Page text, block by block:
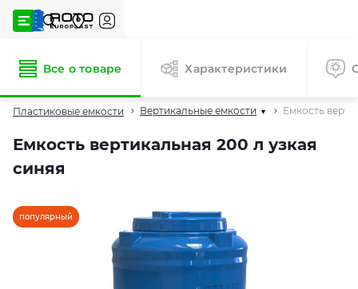
Пластиковые емкости Вертикальные емкости ▾ Емкость
Емкость вертикальная 200 л узкая
синяя
Все о товаре Характеристики
популярный